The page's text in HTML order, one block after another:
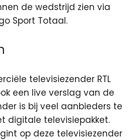
de wedstrijd zien via
Sport Totaal.
televisiezender RTL
een live verslag van de
is bij veel aanbieders te
digitale televisiepakket.
op deze televisiezender